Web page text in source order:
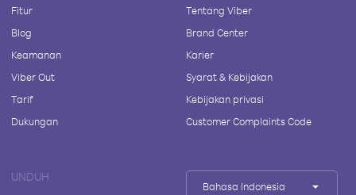
Fitur
Blog
Keamanan
Viber Out
Tarif
Dukungan
Tentang Viber
Brand Center
Karier
Syarat & Kebijakan
Kebijakan privasi
Customer Complaints Code
UNDUH
Bahasa Indonesia